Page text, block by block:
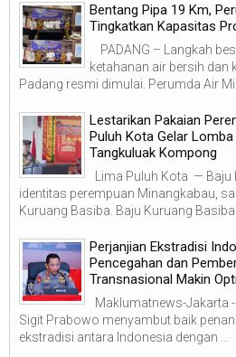
‎Bentang Pipa 19 Km,
Tingkatkan Kapasitas
PADANG – Langkah
ketahanan air bersih dan
Padang resmi dimulai. Perumda Air
Lestarikan Pakaian
Puluh Kota Gelar
Tangkuluak Kompong
Lima Puluh Kota — Baju
identitas perempuan Minangkabau,
Kuruang Basiba. Baju Kuruang Basiba
Perjanjian Ekstradisi
Pencegahan dan
Transnasional Makin
Maklumatnews-Jakarta
Sigit Prabowo menyambut baik
ekstradisi antara Indonesia dengan ...